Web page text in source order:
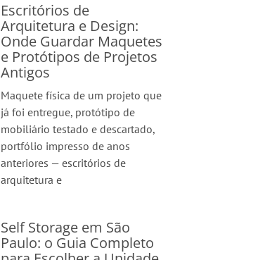
Escritórios de
Arquitetura e Design:
Onde Guardar Maquetes
e Protótipos de Projetos
Antigos
Maquete física de um projeto que
já foi entregue, protótipo de
mobiliário testado e descartado,
portfólio impresso de anos
anteriores — escritórios de
arquitetura e
Self Storage em São
Paulo: o Guia Completo